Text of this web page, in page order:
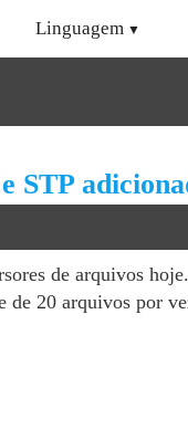
Linguagem
STP
de arquivos
de 20 arquivos por